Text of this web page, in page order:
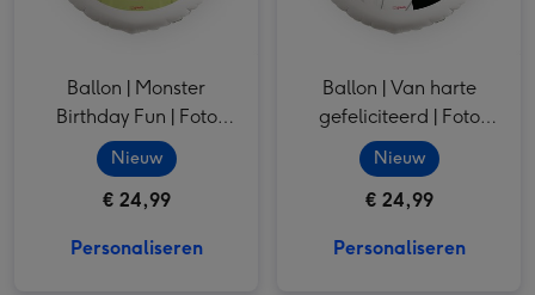
Ballon | Monster
Birthday Fun | Foto
aanpasbaar
Nieuw
€ 24,99
Personaliseren
Ballon | Van harte
gefeliciteerd | Foto
aanpasbaar
Nieuw
€ 24,99
Personaliseren